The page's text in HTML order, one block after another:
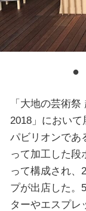
「大地の芸術
2018」におい
パビリオンであ
って加工した段
って構成され、
プが出店した。
ターやエスプレ